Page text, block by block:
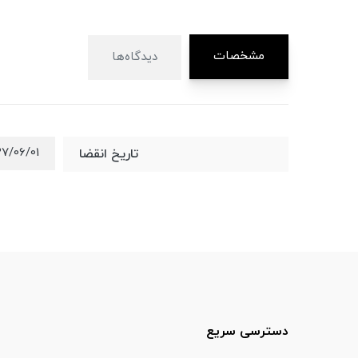
مشخصات دیدگاه‌ها
تاریخ انقضا 06/01
دسترسی سریع